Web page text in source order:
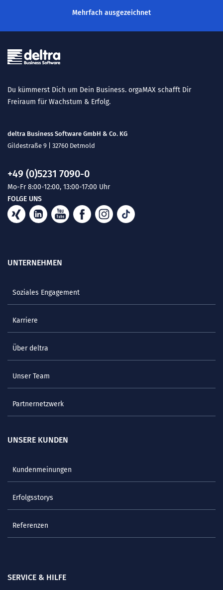
Mehrfach ausgezeichnet
Du kümmerst Dich um Dein Business. orgaMAX schafft Dir
Freiraum für Wachstum & Erfolg.
deltra Business Software GmbH & Co. KG
Gildestraße 9 | 32760 Detmold
+49 (0)5231 7090-0
Mo-Fr 8:00-12:00, 13:00-17:00 Uhr
FOLGE UNS
UNTERNEHMEN
Soziales Engagement
Karriere
Über deltra
Unser Team
Partnernetzwerk
UNSERE KUNDEN
Kundenmeinungen
Erfolgsstorys
Referenzen
SERVICE & HILFE